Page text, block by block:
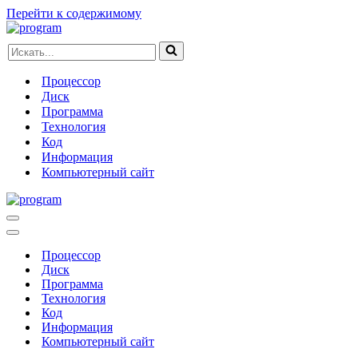
Перейти к содержимому
Искать...
Процессор
Диск
Программа
Технология
Код
Информация
Компьютерный сайт
Меню
навигации
Меню
навигацииПроцессор
Диск
Программа
Технология
Код
Информация
Компьютерный сайт